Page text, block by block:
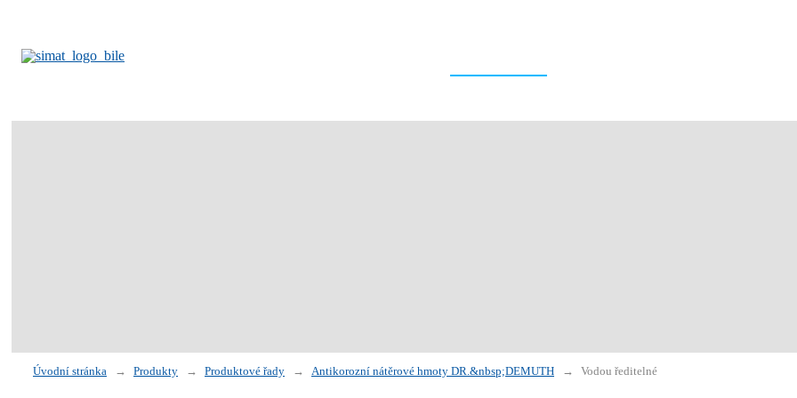
Úvodní stránka Produkty Produktové řady Antikorozní nátěrové hmoty DR.&nbsp;DEMUTH Vodou ředitelné